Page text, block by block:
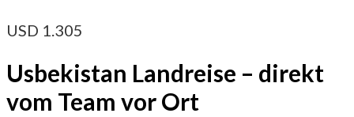
USD 1.305
Usbekistan Landreise – direkt
vom Team vor Ort